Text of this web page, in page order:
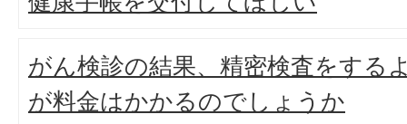
がん検診の結果、精密検査をする
が料金はかかるのでしょうか